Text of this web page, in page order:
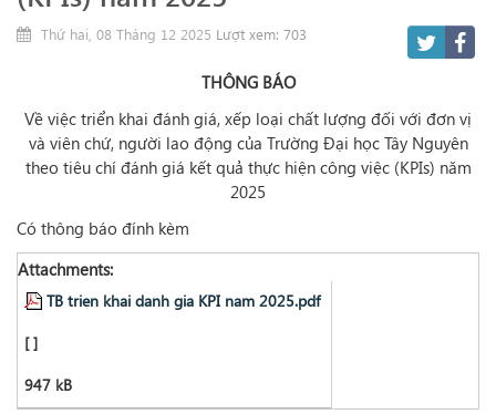
Thứ hai, 08 Tháng 12 2025 Lượt xem: 703
THÔNG BÁO
Về việc triển khai đánh giá, xếp loại chất lượng đối với đơn vị
và viên chứ, người lao động của Trường Đại học Tây Nguyên
theo tiêu chí đánh giá kết quả thực hiện công việc (KPIs) năm
2025
Có thông báo đính kèm
Attachments:
TB trien khai danh gia KPI nam 2025.pdf
[ ]
947 kB